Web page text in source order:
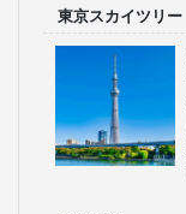
東京スカイツリー